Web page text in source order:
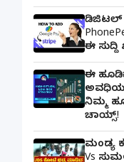
ಡಿಜಿಟಲ್
ಈ
ಈ
ನಿಮ್ಮ
ಚಾಯ್ಸ್‌!
ಮಂಡ್ಯ
Vs